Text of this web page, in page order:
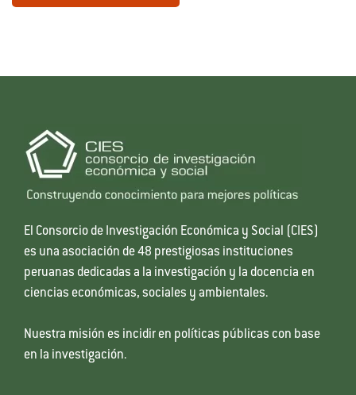
El Consorcio de Investigación Económica y Social (CIES)
es una asociación de 48 prestigiosas instituciones
peruanas dedicadas a la investigación y la docencia en
ciencias económicas, sociales y ambientales.
Nuestra misión es incidir en políticas públicas con base
en la investigación.